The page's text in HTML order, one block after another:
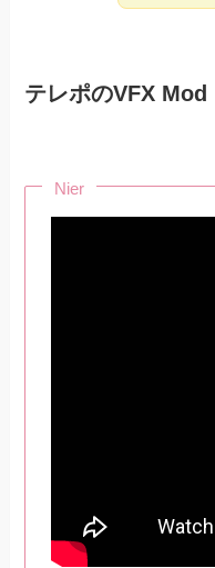
テレポのVFX Mod
Nier